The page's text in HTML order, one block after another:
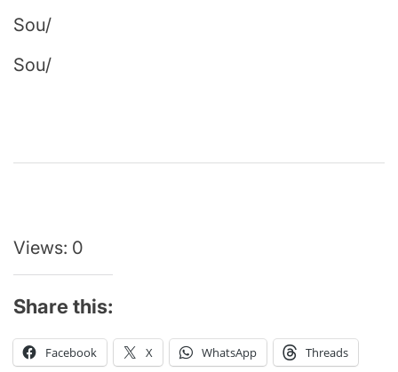
Sou/
Sou/
Views: 0
Share this:
Facebook X WhatsApp Threads